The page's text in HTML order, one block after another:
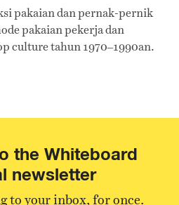
pakaian dan pernak-pernik
pakaian pekerja dan
culture tahun 1970–1990an.
the Whiteboard
newsletter
to your inbox, for once.